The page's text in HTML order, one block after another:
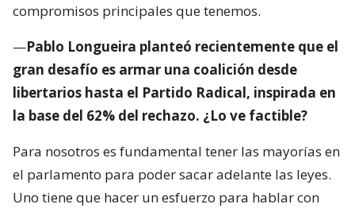
compromisos principales que tenemos.
—Pablo Longueira planteó recientemente que el
gran desafío es armar una coalición desde
libertarios hasta el Partido Radical, inspirada en
la base del 62% del rechazo. ¿Lo ve factible?
Para nosotros es fundamental tener las mayorías en
el parlamento para poder sacar adelante las leyes.
Uno tiene que hacer un esfuerzo para hablar con